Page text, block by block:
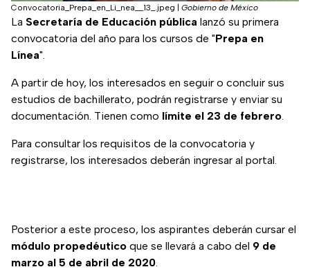
Convocatoria_Prepa_en_Li_nea__13_.jpeg Gobierno de México
La Secretaría de Educación pública lanzó su primera
convocatoria del año para los cursos de "Prepa en
Línea".
A partir de hoy, los interesados en seguir o concluir sus
estudios de bachillerato, podrán registrarse y enviar su
documentación. Tienen como límite el 23 de febrero.
Para consultar los requisitos de la convocatoria y
registrarse, los interesados deberán ingresar al portal.
Posterior a este proceso, los aspirantes deberán cursar el
módulo propedéutico que se llevará a cabo del 9 de
marzo al 5 de abril de 2020.